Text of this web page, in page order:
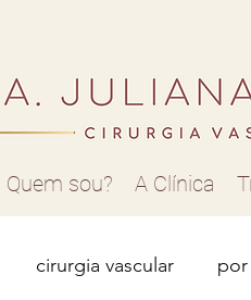
Quem sou? A Clínica
cirurgia vascular por